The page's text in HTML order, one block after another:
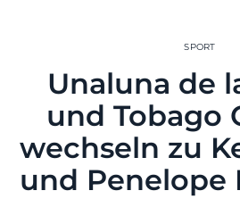
SPORT
Unaluna de
und Tobago
wechseln zu
und Penelope